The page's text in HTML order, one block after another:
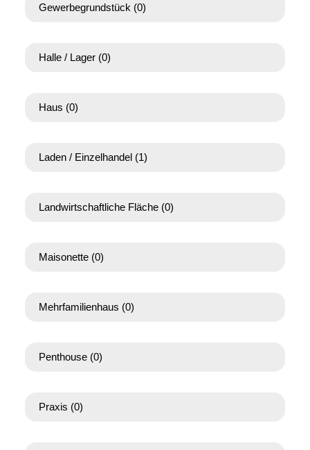
Gewerbegrundstück (0)
Halle / Lager (0)
Haus (0)
Laden / Einzelhandel (1)
Landwirtschaftliche Fläche (0)
Maisonette (0)
Mehrfamilienhaus (0)
Penthouse (0)
Praxis (0)